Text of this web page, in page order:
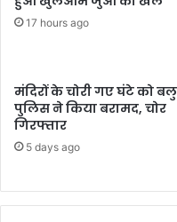
17 hours ago
मंदिरों के चोरी गए घंटे को
पुलिस ने किया बरामद, चोर
गिरफ्तार
5 days ago